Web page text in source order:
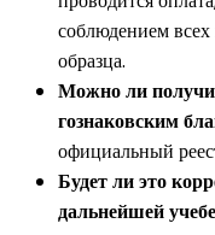
соблюдением
образца.
Можно ли
гознаковским
официальный
Будет ли это
дальнейшей